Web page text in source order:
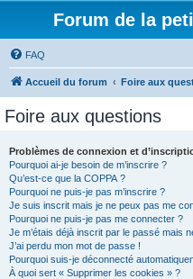
Forum de la
FAQ
Accueil du forum Foire aux
Foire aux questions
Problèmes de connexion et
Pourquoi ai-je besoin de m’inscrire ?
Qu’est-ce que la COPPA ?
Pourquoi ne puis-je pas m’inscrire ?
Je suis inscrit mais je ne peux pas me
Pourquoi ne puis-je pas me connecter ?
Je m’étais déjà inscrit par le passé mais
J’ai perdu mon mot de passe !
Pourquoi suis-je déconnecté
À quoi sert « Supprimer les cookies » ?